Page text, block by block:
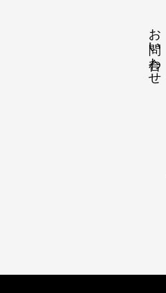
お問い合わせ